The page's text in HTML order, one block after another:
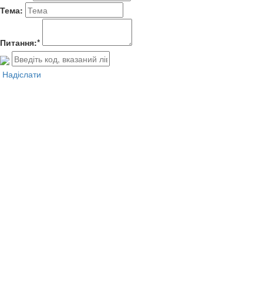
Тема:
Питання:*
Надіслати